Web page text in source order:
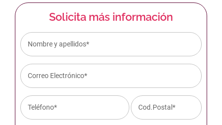
Solicita más información